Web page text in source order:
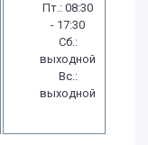
Пт.: 08:30
- 17:30
Сб.:
выходной
Вс.:
выходной